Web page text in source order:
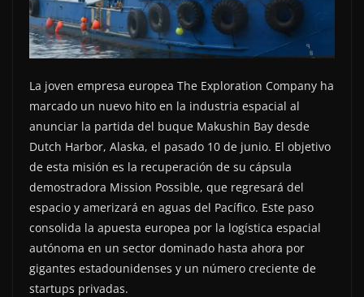
La joven empresa europea The Exploration Company ha
marcado un nuevo hito en la industria espacial al
anunciar la partida del buque Makushin Bay desde
Dutch Harbor, Alaska, el pasado 10 de junio. El objetivo
de esta misión es la recuperación de su cápsula
demostradora Mission Possible, que regresará del
espacio y amerizará en aguas del Pacífico. Este paso
consolida la apuesta europea por la logística espacial
autónoma en un sector dominado hasta ahora por
gigantes estadounidenses y un número creciente de
startups privadas.